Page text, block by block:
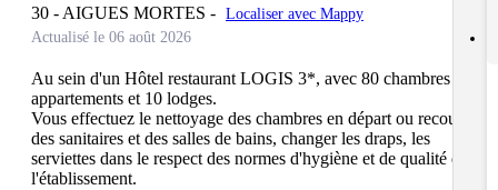
30 - AIGUES MORTES - Localiser avec Mappy
Actualisé le 06 août 2026
Au sein d'un Hôtel restaurant LOGIS 3*, avec 80 chambres et 8
appartements et 10 lodges.
Vous effectuez le nettoyage des chambres en départ ou recouche,
des sanitaires et des salles de bains, changer les draps, les
serviettes dans le respect des normes d'hygiène et de qualité de
l'établissement.